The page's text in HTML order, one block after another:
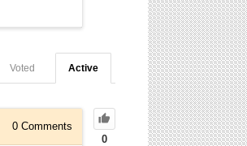
Active
Voted
0
0 Comments